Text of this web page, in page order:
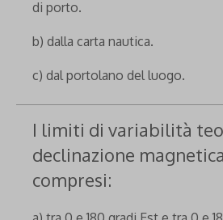
di porto.
b) dalla carta nautica.
c) dal portolano del luogo.
I limiti di variabilità
declinazione
compresi: